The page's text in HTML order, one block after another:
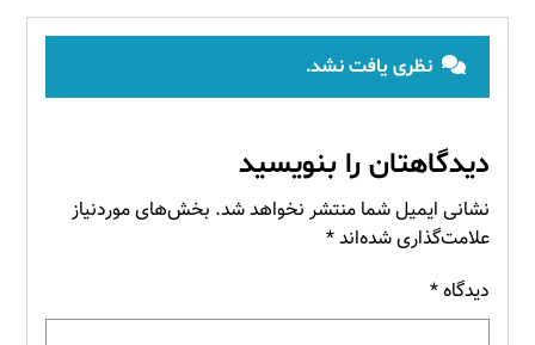
نظری یافت نشد.
دیدگاهتان را بنویسید
نشانی ایمیل شما منتشر نخواهد شد. بخش‌های موردنیاز
علامت‌گذاری شده‌اند*
دیدگاه*